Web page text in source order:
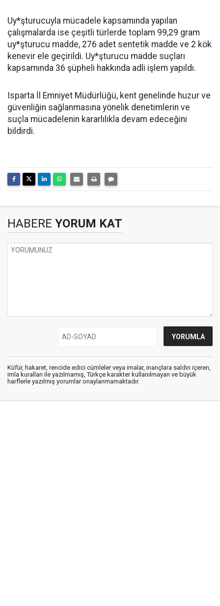
Uy*şturucuyla mücadele kapsamında yapılan
çalışmalarda ise çeşitli türlerde toplam 99,29 gram
uy*şturucu madde, 276 adet sentetik madde ve 2 kök
kenevir ele geçirildi. Uy*şturucu madde suçları
kapsamında 36 şüpheli hakkında adli işlem yapıldı.
Isparta İl Emniyet Müdürlüğü, kent genelinde huzur ve
güvenliğin sağlanmasına yönelik denetimlerin ve
suçla mücadelenin kararlılıkla devam edeceğini
bildirdi.
HABERE YORUM KAT
Küfür, hakaret, rencide edici cümleler veya imalar, inançlara saldırı içeren,
imla kuralları ile yazılmamış, Türkçe karakter kullanılmayan ve büyük
harflerle yazılmış yorumlar onaylanmamaktadır.